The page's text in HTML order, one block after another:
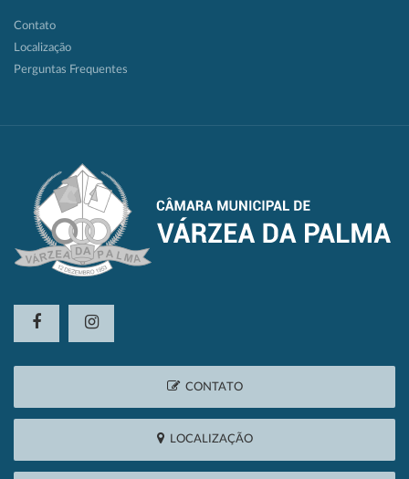
Contato
Localização
Perguntas Frequentes
CONTATO
LOCALIZAÇÃO